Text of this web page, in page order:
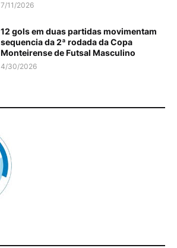
7/11/2026
12 gols em duas partidas movimentam
sequencia da 2ª rodada da Copa
Monteirense de Futsal Masculino
4/30/2026